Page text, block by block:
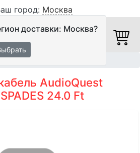
город: Москва
доставки: Москва?
AudioQuest
24.0 Ft